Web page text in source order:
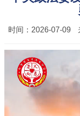
时间： 2026-07-09